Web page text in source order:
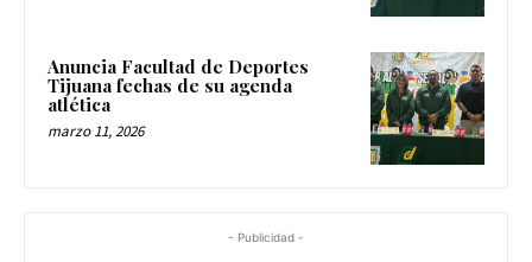
Anuncia Facultad de Deportes
Tijuana fechas de su agenda
atlética
marzo 11, 2026
- Publicidad -